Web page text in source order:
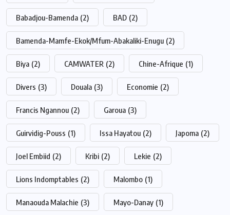
Babadjou-Bamenda (2) BAD (2)
Bamenda-Mamfe-Ekok/Mfum-Abakaliki-Enugu (2)
Biya (2) CAMWATER (2) Chine-Afrique (1)
Divers (3) Douala (3) Economie (2)
Francis Ngannou (2) Garoua (3)
Guirvidig-Pouss (1) Issa Hayatou (2) Japoma (2)
Joel Embiid (2) Kribi (2) Lekie (2)
Lions Indomptables (2) Malombo (1)
Manaouda Malachie (3) Mayo-Danay (1)